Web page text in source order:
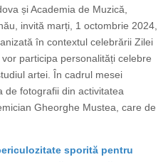
și Academia de Muzică,
invită marți, 1 octombrie 2024,
în contextul celebrării Zilei
participa personalități celebre
artei. În cadrul mesei
de fotografii din activitatea
Gheorghe Mustea, care de
sporită pentru